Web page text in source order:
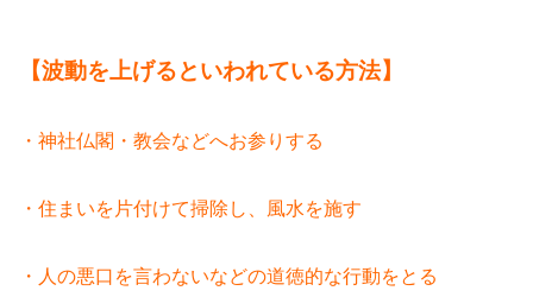
【波動を上げるといわれている方法】
・神社仏閣・教会などへお参りする
・住まいを片付けて掃除し、風水を施す
・人の悪口を言わないなどの道徳的な行動をとる